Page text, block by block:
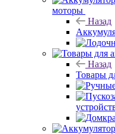
моторы
Назад
Назад
Товары